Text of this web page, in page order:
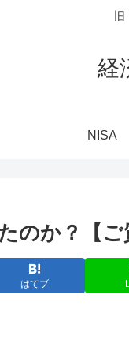
経
NISA
のか？【ご
はてブ